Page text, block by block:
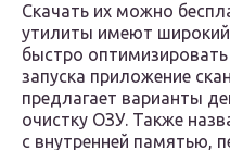
Скачать их можно
утилиты имеют
быстро
запуска приложение
предлагает варианты
очистку ОЗУ. Также
с внутренней памятью,